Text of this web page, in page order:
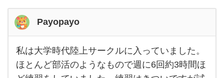
す
す
め
の
サー
Payopayo
私は
大学
時代
私は大学時代陸上サークルに入っていました。
ほとんど部活のようなもので週に6回約3時間ほ